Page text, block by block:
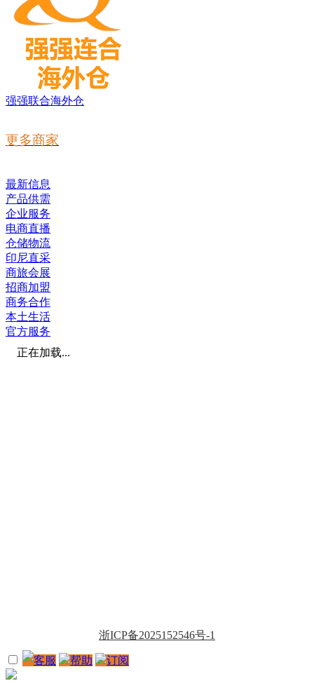
强强联合海外仓
更多商家
最新信息
产品供需
企业服务
电商直播
仓储物流
印尼直采
商旅会展
招商加盟
商务合作
本土生活
官方服务
正在加载...
浙ICP备2025152546号-1
客服 帮助 订阅